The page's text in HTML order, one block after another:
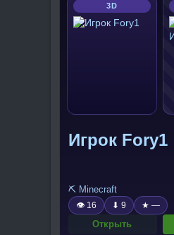
3D
Игрок Fory1
⛏️ Minecraft
👁 16 ⬇ 9 ★ —
Открыть